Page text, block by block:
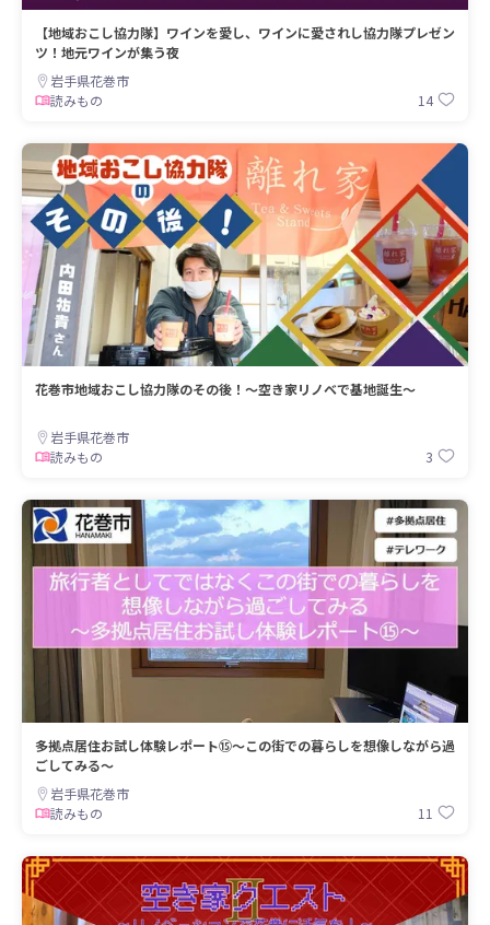
【地域おこし協力隊】ワインを愛し、ワインに愛されし協力隊プレゼン
ツ！地元ワインが集う夜
岩手県花巻市
読みもの
14
花巻市地域おこし協力隊のその後！～空き家リノベで基地誕生～
岩手県花巻市
読みもの
3
多拠点居住お試し体験レポート⑮～この街での暮らしを想像しながら過
ごしてみる～
岩手県花巻市
読みもの
11